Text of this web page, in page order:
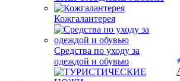
Кожгалантерея
Средства по уходу за
одеждой и обувью